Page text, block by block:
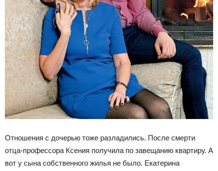
Отношения с дочерью тоже разладились. После смерти
отца-профессора Ксения получила по завещанию квартиру. А
вот у сына собственного жилья не было. Екатерина